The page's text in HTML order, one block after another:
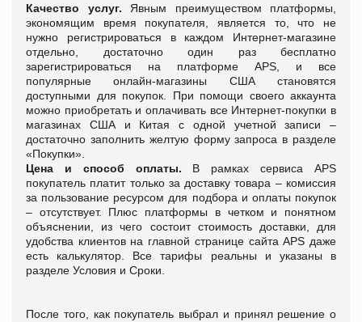
Качество услуг. Явным преимуществом платформы,
экономящим время покупателя, является то, что не
нужно регистрироваться в каждом Интернет-магазине
отдельно, достаточно один раз бесплатно
зарегистрироваться на платформе APS, и все
популярные онлайн-магазины США становятся
доступными для покупок. При помощи своего аккаунта
можно приобретать и оплачивать все Интернет-покупки в
магазинах США и Китая c одной учетной записи –
достаточно заполнить желтую форму запроса в разделе
«Покупки».
Цена и способ оплаты. В рамках сервиса APS
покупатель платит только за доставку товара – комиссия
за пользование ресурсом для подбора и оплаты покупок
– отсутствует. Плюс платформы в четком и понятном
объяснении, из чего состоит стоимость доставки, для
удобства клиентов на главной странице сайта APS даже
есть калькулятор. Все тарифы реальны и указаны в
разделе Условия и Сроки.
После того, как покупатель выбрал и принял решение о